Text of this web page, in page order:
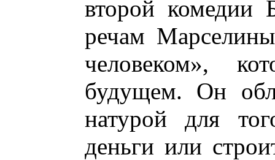
второй комедии
речам
человеком»,
будущем. Он
натурой для
деньги или